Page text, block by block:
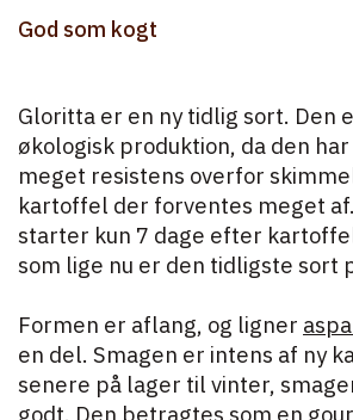
God som kogt
Gloritta er en ny tidlig sort. Den
økologisk produktion, da den
meget resistens overfor
kartoffel der forventes meget
starter kun 7 dage efter
som lige nu er den tidligste sort
Formen er aflang, og ligner
en del. Smagen er intens af ny
senere på lager til vinter,
godt. Den betragtes som en